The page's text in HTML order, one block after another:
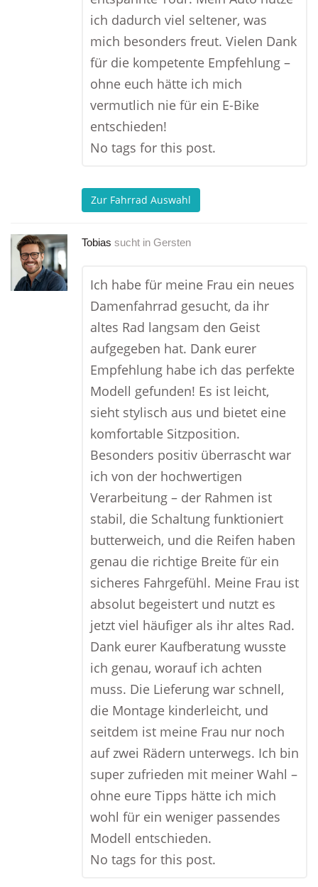
ich dadurch viel seltener, was
mich besonders freut. Vielen Dank
für die kompetente Empfehlung –
ohne euch hätte ich mich
vermutlich nie für ein E-Bike
entschieden!
No tags for this post.
Zur Fahrrad Auswahl
Tobias sucht in Gersten
Ich habe für meine Frau ein neues
Damenfahrrad gesucht, da ihr
altes Rad langsam den Geist
aufgegeben hat. Dank eurer
Empfehlung habe ich das perfekte
Modell gefunden! Es ist leicht,
sieht stylisch aus und bietet eine
komfortable Sitzposition.
Besonders positiv überrascht war
ich von der hochwertigen
Verarbeitung – der Rahmen ist
stabil, die Schaltung funktioniert
butterweich, und die Reifen haben
genau die richtige Breite für ein
sicheres Fahrgefühl. Meine Frau ist
absolut begeistert und nutzt es
jetzt viel häufiger als ihr altes Rad.
Dank eurer Kaufberatung wusste
ich genau, worauf ich achten
muss. Die Lieferung war schnell,
die Montage kinderleicht, und
seitdem ist meine Frau nur noch
auf zwei Rädern unterwegs. Ich bin
super zufrieden mit meiner Wahl –
ohne eure Tipps hätte ich mich
wohl für ein weniger passendes
Modell entschieden.
No tags for this post.